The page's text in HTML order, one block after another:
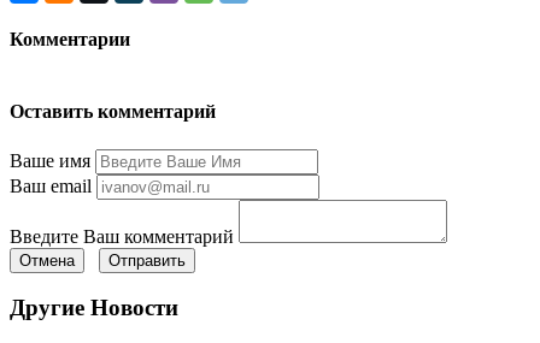
Комментарии
Оставить комментарий
Ваше имя
Ваш email
Введите Ваш комментарий
Отмена Отправить
Другие Новости